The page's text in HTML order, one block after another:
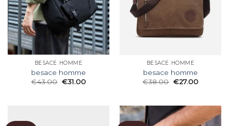
BESACE HOMME
besace homme
€43.00 €31.00
BESACE HOMME
besace homme
€38.00 €27.00